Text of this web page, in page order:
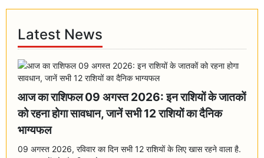
Latest News
आज का राशिफल 09 अगस्त 2026: इन राशियों के जातकों
को रहना होगा सावधान, जानें सभी 12 राशियों का दैनिक
भाग्यफल
09 अगस्त 2026, रविवार का दिन सभी 12 राशियों के लिए खास रहने वाला है.